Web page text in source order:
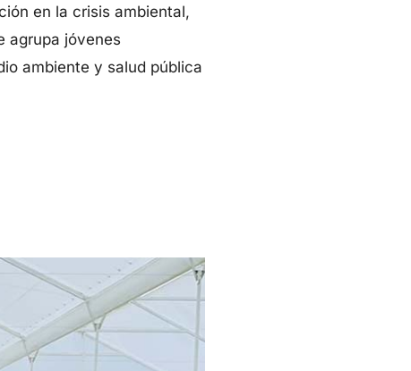
en la crisis ambiental,
agrupa jóvenes
ambiente y salud pública